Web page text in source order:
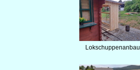
Lokschuppenanbau